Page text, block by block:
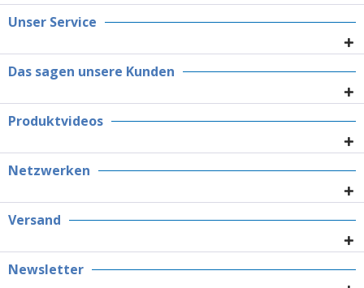
Unser Service
Das sagen unsere Kunden
Produktvideos
Netzwerken
Versand
Newsletter